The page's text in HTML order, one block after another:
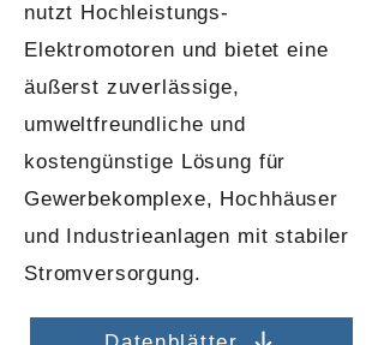
nutzt Hochleistungs-
Elektromotoren und bietet eine
äußerst zuverlässige,
umweltfreundliche und
kostengünstige Lösung für
Gewerbekomplexe, Hochhäuser
und Industrieanlagen mit stabiler
Stromversorgung.